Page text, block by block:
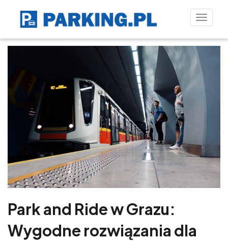
Toggle
Park and Ride w Grazu:
Wygodne rozwiązania dla